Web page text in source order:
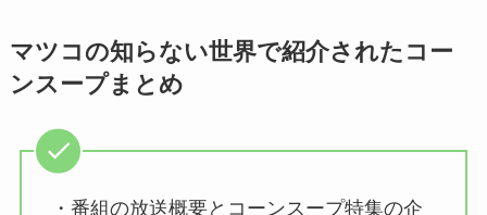
マツコの知らない世界で紹介されたコー
ンスープまとめ
・番組の放送概要とコーンスープ特集の企